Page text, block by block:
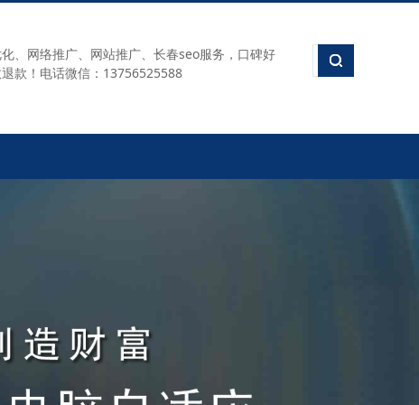
、网络推广、网站推广、长春seo服务，口碑好
款！电话微信：13756525588